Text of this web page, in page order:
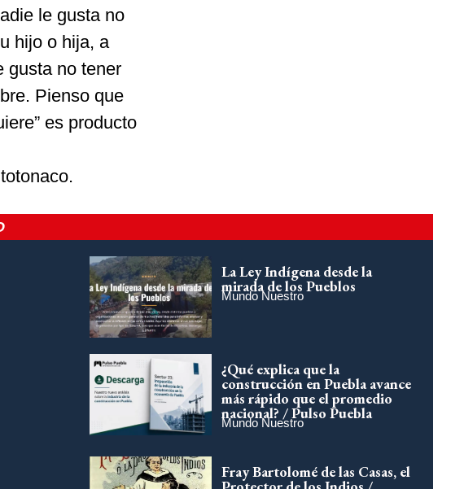
le gusta no
hijo o hija, a
gusta no tener
Pienso que
es producto
La Ley Indígena desde la
mirada de los Pueblos
Mundo Nuestro
¿Qué explica que la
construcción en Puebla avance
más rápido que el promedio
nacional? / Pulso Puebla
Mundo Nuestro
Fray Bartolomé de las Casas, el